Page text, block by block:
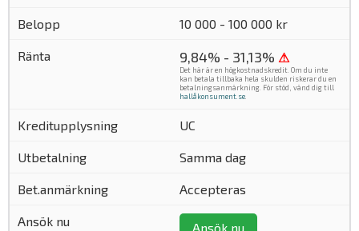
10 000 - 100 000 kr
9,84% - 31,13% ⚠
Det här är en högkostnadskredit. Om du inte
kan betala tillbaka hela skulden riskerar du en
betalningsanmärkning. För stöd, vänd dig till
hallåkonsument.se
UC
Samma dag
Accepteras
Ansök nu